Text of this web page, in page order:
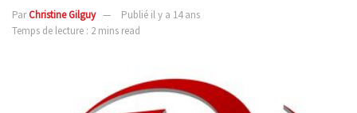
ParChristine Gilguy
Publié il y a 14 ans
Temps de lecture : 2 mins read